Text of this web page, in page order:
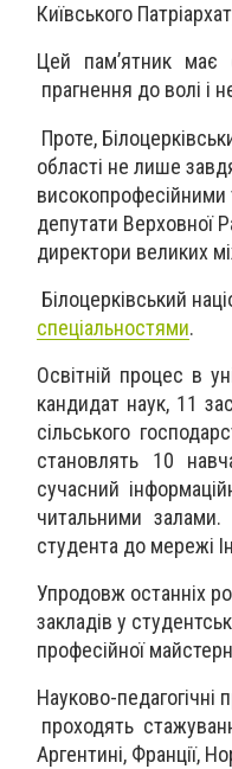
Київського
Цей пам’ятник має
прагнення до волі і
Проте,
області не лише
високопрофесійними
депутати Верховної
директори великих
Білоцерківський
спеціальностями.
Освітній процес в
кандидат наук, 11
сільського
становлять 10
сучасний
читальними залами.
студента до мережі
Упродовж останніх
закладів у
професійної
Науково-педагогічні
проходять
Аргентині, Франції,